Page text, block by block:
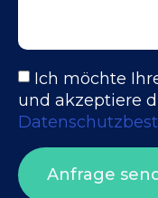
Ich möchte
und akzeptiere
Anfrage